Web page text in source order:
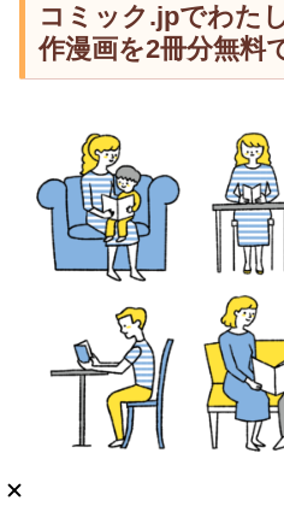
コミック.jpでわた
作漫画を2冊分無料